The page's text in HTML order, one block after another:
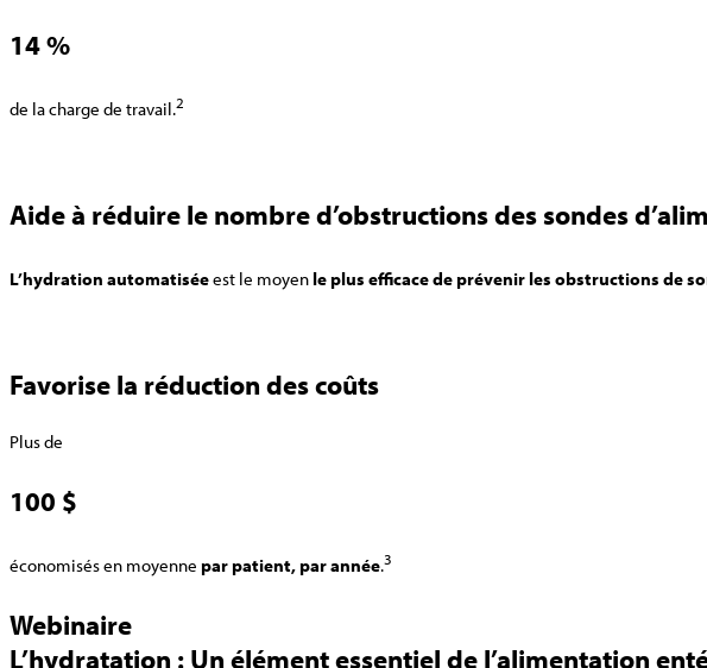
14 %
de la charge de travail.2
Aide à réduire le nombre d’obstructions des sondes
L’hydration automatiséeest le moyen le plus efficace de prévenir les obstructions de
Favorise la réduction des coûts
Plus de
100 $
économisés en moyenne par patient, par année.3
Webinaire
L’hydratation : Un élément essentiel de l’alimentation